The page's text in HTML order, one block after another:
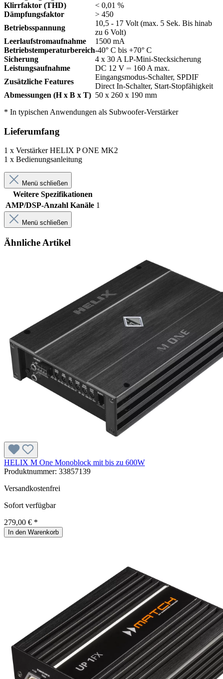
Klirrfaktor (THD)
< 0,01 %
Dämpfungsfaktor
> 450
Betriebsspannung
10,5 - 17 Volt (max. 5 Sek. Bis hinab
zu 6 Volt)
Leerlaufstromaufnahme
1500 mA
Betriebstemperaturbereich-40° C bis +70° C
Sicherung
4 x 30 A LP-Mini-Stecksicherung
Leistungsaufnahme
DC 12 V ⎓ 160 A max.
Zusätzliche Features
Eingangsmodus-Schalter, SPDIF
Direct In-Schalter, Start-Stopfähigkeit
Abmessungen (H x B x T) 50 x 260 x 190 mm
* In typischen Anwendungen als Subwoofer-Verstärker
Lieferumfang
1 x Verstärker HELIX P ONE MK2
1 x Bedienungsanleitung
Menü schließen
Weitere Spezifikationen
AMP/DSP-Anzahl Kanäle 1
Menü schließen
Ähnliche Artikel
HELIX M One Monoblock mit bis zu 600W
Produktnummer: 33857139
Versandkostenfrei
Sofort verfügbar
279,00 € *
In den Warenkorb